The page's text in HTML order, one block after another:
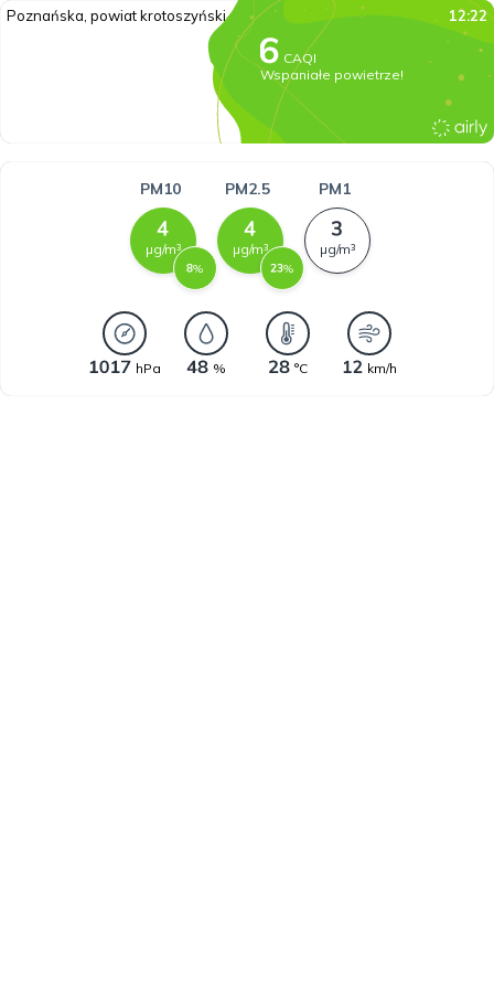
Poznańska, powiat krotoszyński 12:22
CAQI
Wspaniałe powietrze!
PM10
µg/m³
%
PM2.5
µg/m³
%
PM1
µg/m³
hPa % °C km/h